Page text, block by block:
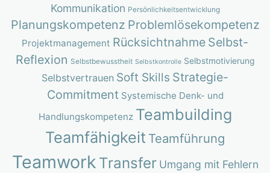
Kommunikation Persönlichkeitsentwicklung
Planungskompetenz Problemlösekompetenz
Projektmanagement Rücksichtnahme Selbst-
Reflexion Selbstbewusstheit Selbstkontrolle Selbstmotivierung
Selbstvertrauen Soft Skills Strategie-
Commitment Systemische Denk- und
Handlungskompetenz Teambuilding
Teamfähigkeit Teamführung
Teamwork Transfer Umgang mit Fehlern